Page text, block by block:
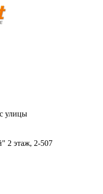
улицы
2 этаж, 2-507